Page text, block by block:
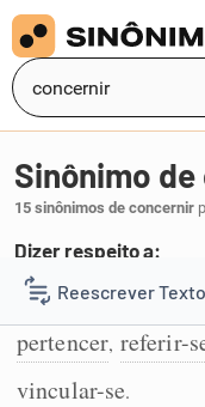
Reescrever Texto
Resumir Texto
Sinônimo
15 sinônimos de concernir
Dizer respeito a:
1 tocar,tanger,
pertencer, referir-
vincular-se.